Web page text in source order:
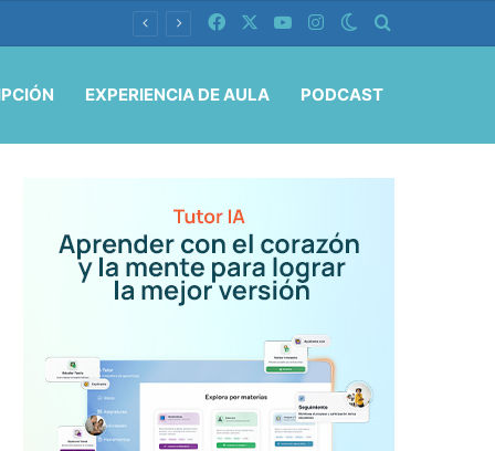
Facebook YouTubeInstagramSwitch skin
EXPERIENCIA DE AULA PODCAST